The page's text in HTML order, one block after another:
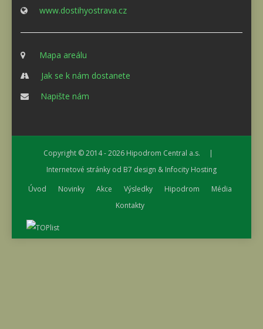
www.dostihyostrava.cz
Mapa areálu
Jak se k nám dostanete
Napište nám
Copyright © 2014 - 2026 Hipodrom Central a.s. |
Internetové stránky od B7 design & Infocity Hosting
Úvod
Novinky Akce Výsledky Hipodrom
Média
Kontakty